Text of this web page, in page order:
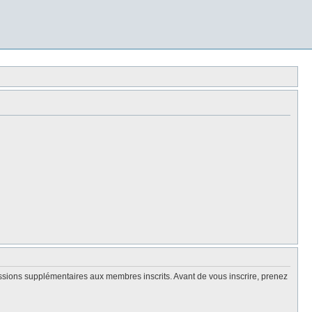
supplémentaires aux membres inscrits. Avant de vous inscrire, prenez